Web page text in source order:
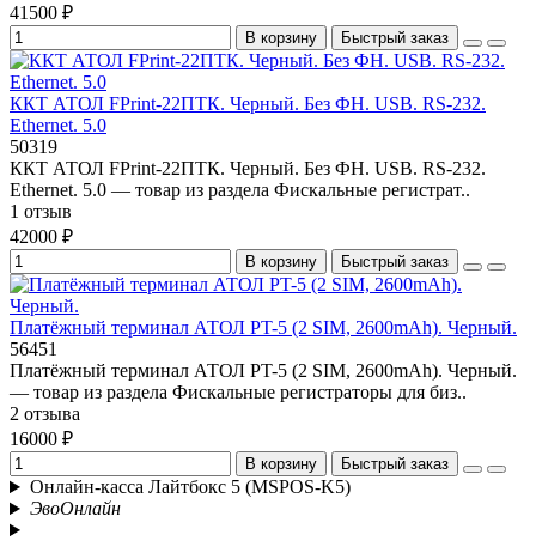
41500 ₽
В корзину Быстрый заказ
ККТ АТОЛ FPrint-22ПТК. Черный. Без ФН. USB. RS-232.
Ethernet. 5.0
50319
ККТ АТОЛ FPrint-22ПТК. Черный. Без ФН. USB. RS-232.
Ethernet. 5.0 — товар из раздела Фискальные регистрат..
1 отзыв
42000 ₽
В корзину Быстрый заказ
Платёжный терминал АТОЛ PT-5 (2 SIM, 2600mAh). Черный.
56451
Платёжный терминал АТОЛ PT-5 (2 SIM, 2600mAh). Черный.
— товар из раздела Фискальные регистраторы для биз..
2 отзыва
16000 ₽
В корзину Быстрый заказ
Онлайн-касса Лайтбокс 5 (MSPOS-K5)
ЭвоОнлайн